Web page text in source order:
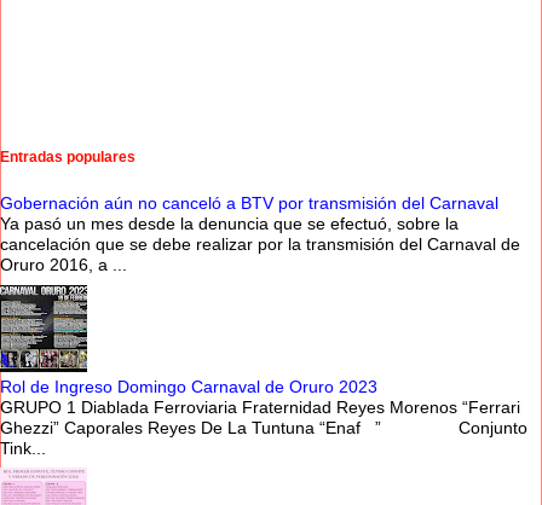
Entradas populares
Gobernación aún no canceló a BTV por transmisión del Carnaval
Ya pasó un mes desde la denuncia que se efectuó, sobre la
cancelación que se debe realizar por la transmisión del Carnaval de
Oruro 2016, a ...
Rol de Ingreso Domingo Carnaval de Oruro 2023
GRUPO 1 Diablada Ferroviaria Fraternidad Reyes Morenos “Ferrari
Ghezzi” Caporales Reyes De La Tuntuna “Enaf ” Conjunto
Tink...